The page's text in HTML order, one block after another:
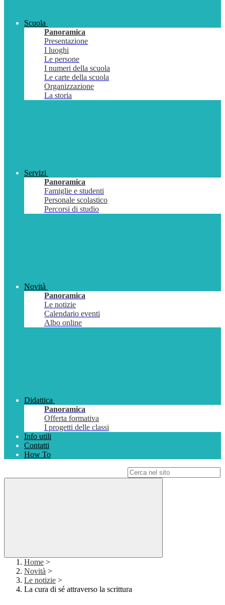
Scuola
Panoramica
Presentazione
I luoghi
Le persone
I numeri della scuola
Le carte della scuola
Organizzazione
La storia
Servizi
Panoramica
Famiglie e studenti
Personale scolastico
Percorsi di studio
Novità
Panoramica
Le notizie
Calendario eventi
Albo online
Didattica
Panoramica
Offerta formativa
I progetti delle classi
Info utili
Contatti
How To
Home >
Novità >
Le notizie >
La cura di sé attraverso la scrittura